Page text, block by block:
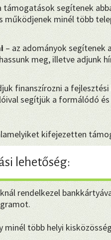
támogatások segítenek
minél több
– az adományok segítenek
meg, illetve adjunk
finanszírozni a
segítjük a formálódó
kifejezetten
lehetőség:
rendelkezel
minél több helyi